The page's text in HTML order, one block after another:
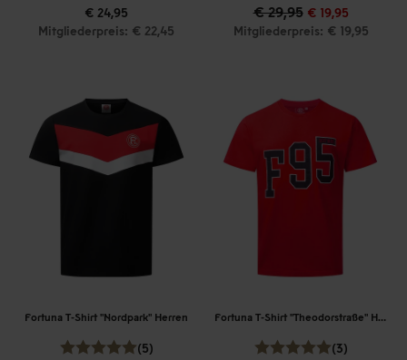
€ 24,95
Mitgliederpreis: € 22,45
€ 29,95 € 19,95
Mitgliederpreis: € 19,95
Fortuna T-Shirt "Nordpark" Herren
(5)
Fortuna T-Shirt "Theodorstraße" Herren
(3)